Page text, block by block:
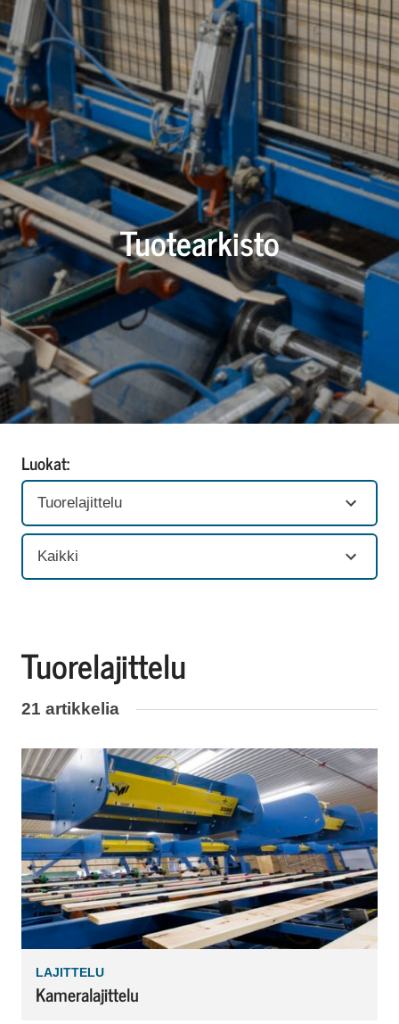
Tuotearkisto
Luokat:
Tuorelajittelu
Kaikki
Tuorelajittelu
21 artikkelia
LAJITTELU
Kameralajittelu